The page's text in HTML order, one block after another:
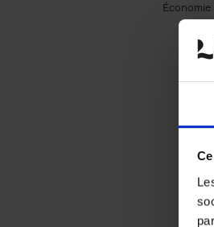
Économie